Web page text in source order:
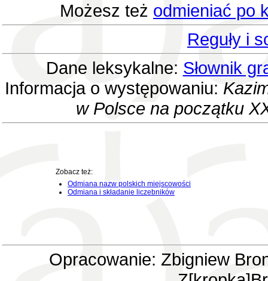
Możesz też odmieniać po
Reguły i
Dane leksykalne: Słownik
Informacja o występowaniu:
w Polsce na początku
Zobacz też:
Odmiana nazw polskich miejscowości
Odmiana i składanie liczebników
Opracowanie: Zbigniew